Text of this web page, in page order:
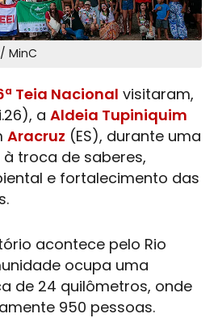
MinC
Teia Nacional visitaram,
a Aldeia Tupiniquim
Aracruz (ES), durante uma
troca de saberes,
e fortalecimento das
acontece pelo Rio
ocupa uma
de 24 quilômetros, onde
950 pessoas.